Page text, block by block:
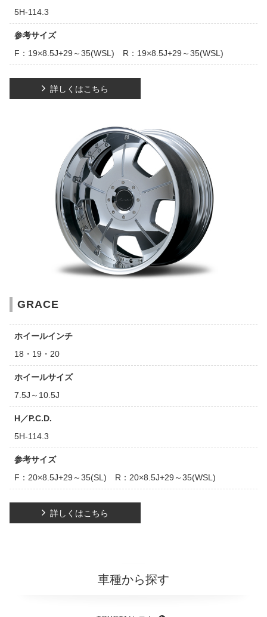
5H-114.3
参考サイズ
F：19×8.5J+29～35(WSL) R：19×8.5J+29～35(WSL)
詳しくはこちら
GRACE
ホイールインチ
18・19・20
ホイールサイズ
7.5J～10.5J
H／P.C.D.
5H-114.3
参考サイズ
F：20×8.5J+29～35(SL) R：20×8.5J+29～35(WSL)
詳しくはこちら
車種から探す